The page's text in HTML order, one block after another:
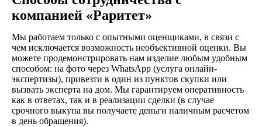
Срочный выкуп
компанией «Раритет»
Мы работаем только с опытными оценщиками, в связи с
чем исключается возможность необъективной оценки. Вы
можете продемонстрировать нам изделие любым удобным
способом: на фото через WhatsApp (услуга онлайн-
экспертизы), привезти в один из пунктов скупки или
вызвать эксперта на дом. Мы гарантируем оперативность
как в ответах, так и в реализации сделки (в случае
срочного выкупа вы получаете деньги наличным расчетом
в день обращения).